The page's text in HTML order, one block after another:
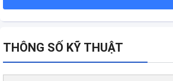
THÔNG SỐ KỸ THUẬT